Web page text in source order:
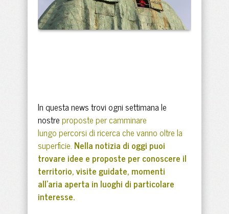
In questa news trovi ogni settimana le
nostreproposte per camminare
lungo percorsi di ricerca che vanno oltre la
superficie. Nella notizia di oggi puoi
trovare idee e proposte per conoscere il
territorio, visite guidate, momenti
all'aria aperta in luoghi di particolare
interesse.